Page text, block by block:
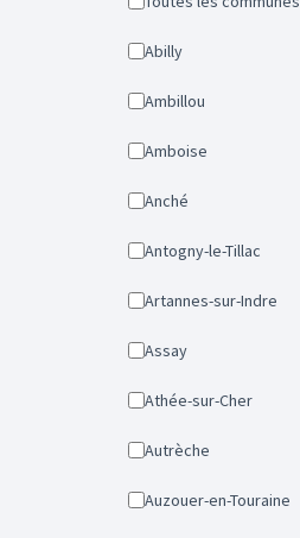
Abilly
Ambillou
Amboise
Anché
Antogny-le-Tillac
Artannes-sur-Indre
Assay
Athée-sur-Cher
Autrèche
Auzouer-en-Touraine